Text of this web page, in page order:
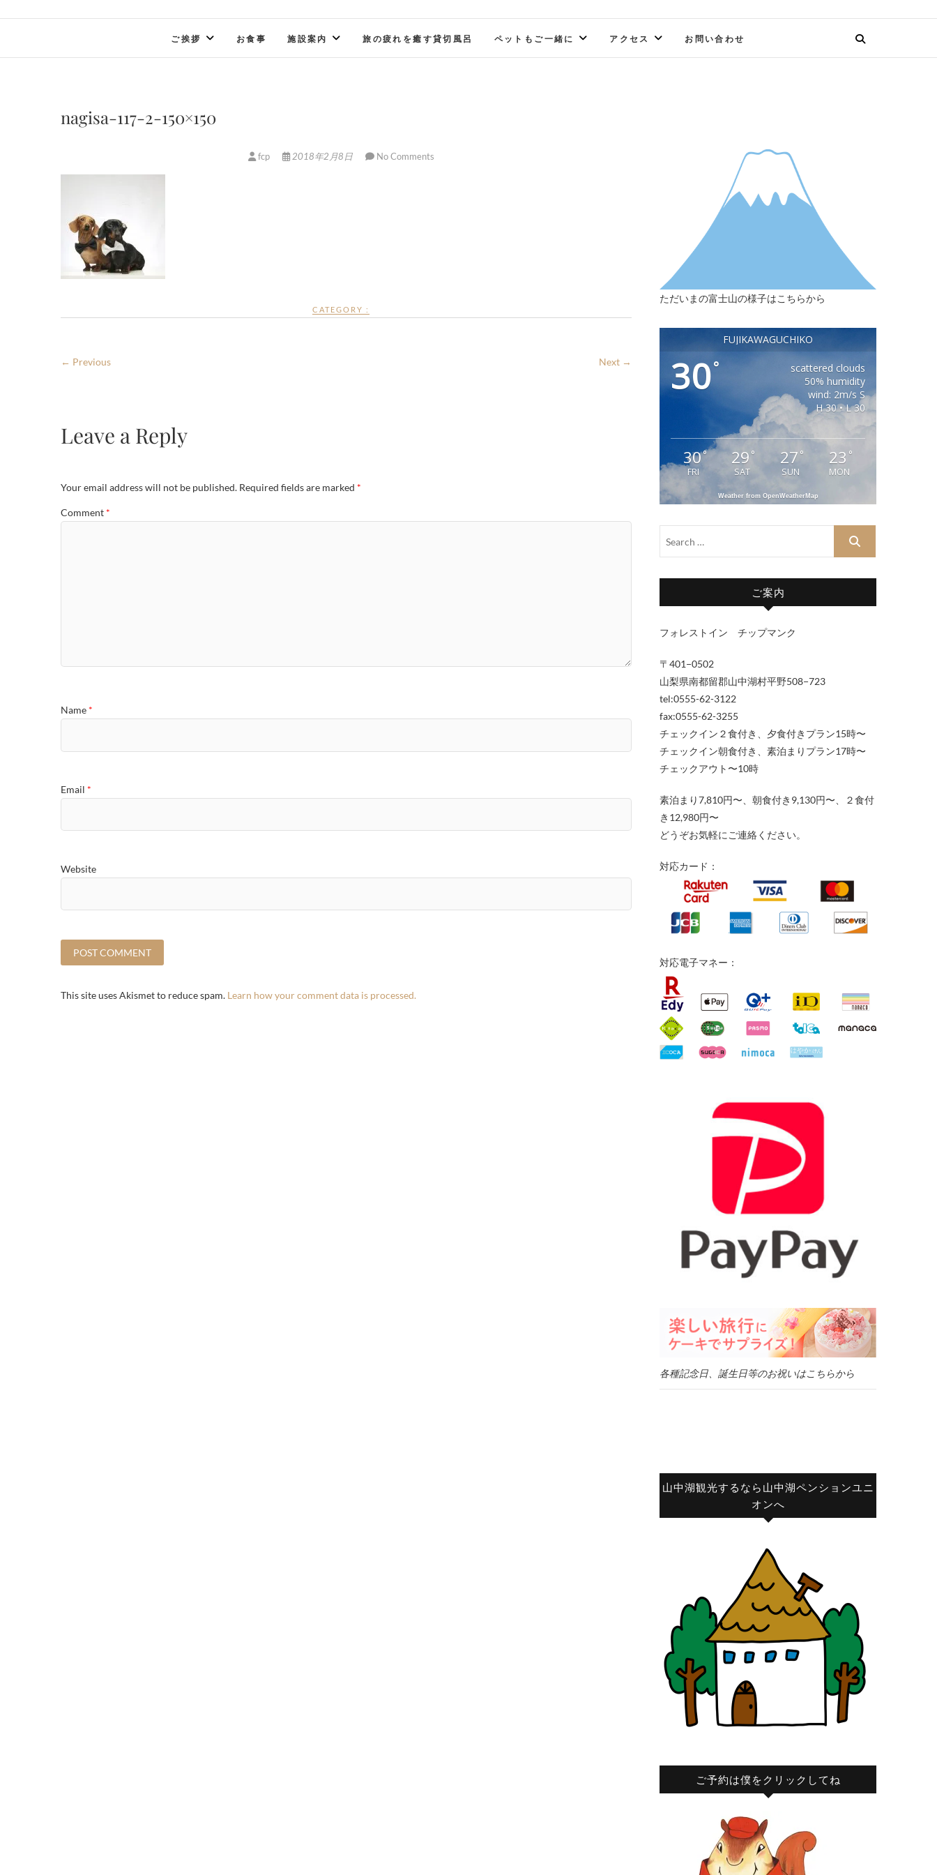
ご挨拶 お食事 施設案内 旅の疲れを癒す貸切風呂 ペットもご一緒に アクセス お問い合わせ
nagisa-117-2-150×150
fcp 2018年2月8日 No Comments
CATEGORY :
← Previous Next →
Leave a Reply
Your email address will not be published. Required fields are marked *
Comment *
Name *
Email *
Website
This site uses Akismet to reduce spam. Learn how your comment data is processed.
ただいまの富士山の様子はこちらから
FUJIKAWAGUCHIKO
30°
scattered clouds
50% humidity
wind: 2m/s S
H 30 • L 30
30°
FRI
29 °
SAT
27°
SUN
23 °
MON
Weather from OpenWeatherMap
ご案内
フォレストイン チップマンク
〒401−0502
山梨県南都留郡山中湖村平野508−723
tel:0555-62-3122
fax:0555-62-3255
チェックイン２食付き、夕食付きプラン15時〜
チェックイン朝食付き、素泊まりプラン17時〜
チェックアウト〜10時
素泊まり7,810円〜、朝食付き9,130円〜、２食付
き12,980円〜
どうぞお気軽にご連絡ください。
対応カード：
対応電子マネー：
各種記念日、誕生日等のお祝いはこちらから
山中湖観光するなら山中湖ペンションユニ
オンへ
ご予約は僕をクリックしてね